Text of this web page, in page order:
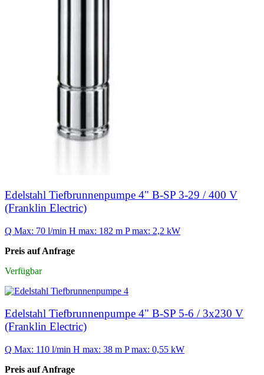
Edelstahl Tiefbrunnenpumpe 4" B-SP 3-29 / 400 V
(Franklin Electric)
Q Max: 70 l/min H max: 182 m P max: 2,2 kW
Preis auf Anfrage
Verfügbar
Edelstahl Tiefbrunnenpumpe 4" B-SP 5-6 / 3x230 V
(Franklin Electric)
Q Max: 110 l/min H max: 38 m P max: 0,55 kW
Preis auf Anfrage